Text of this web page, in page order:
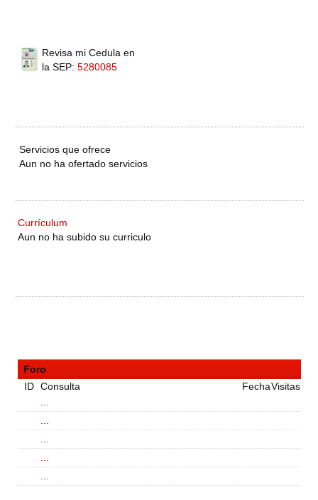
Revisa mi Cedula en
la SEP: 5280085
Servicios que ofrece
Aun no ha ofertado servicios
Currículum
Aun no ha subido su curriculo
Foro
ID Consulta FechaVisitas